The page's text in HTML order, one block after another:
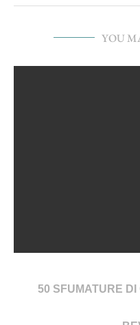
YOU
50 SFUMATURE